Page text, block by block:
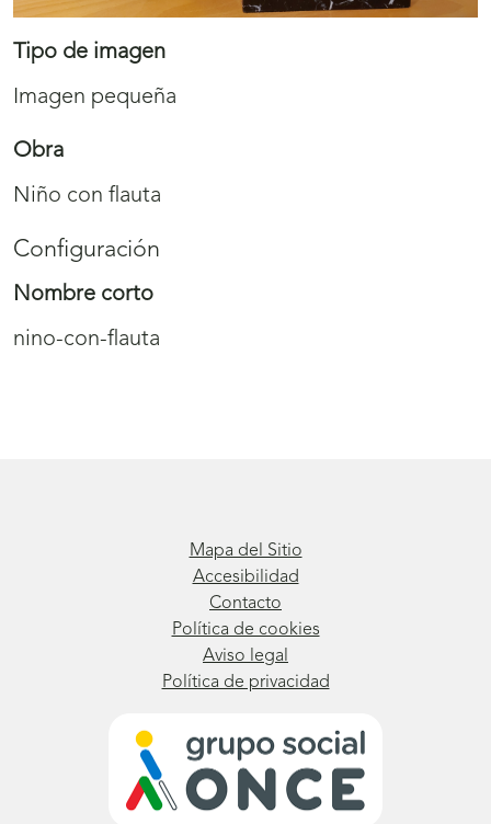
Tipo de imagen
Imagen pequeña
Obra
Niño con flauta
Configuración
Nombre corto
nino-con-flauta
Mapa del Sitio
Accesibilidad
Contacto
Política de cookies
Aviso legal
Política de privacidad